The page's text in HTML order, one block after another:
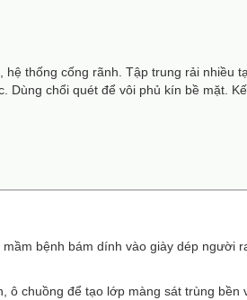
thống cống rãnh. Tập trung rải nhiều
Dùng chổi quét để vôi phủ kín bề mặt.
bệnh bám dính vào giày dép người
ô chuồng để tạo lớp màng sát trùng bền